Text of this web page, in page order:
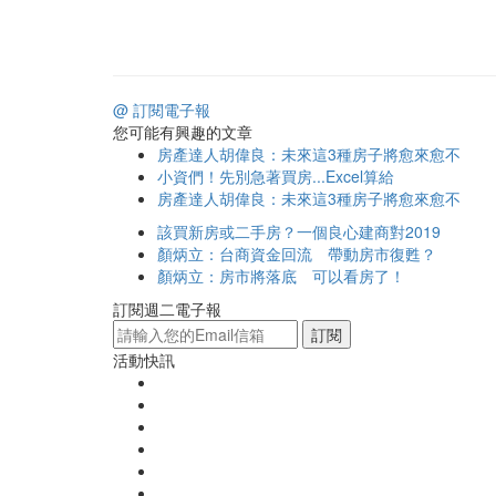
@ 訂閱電子報
您可能有興趣的文章
房產達人胡偉良：未來這3種房子將愈來愈不
小資們！先別急著買房...Excel算給
房產達人胡偉良：未來這3種房子將愈來愈不
該買新房或二手房？一個良心建商對2019
顏炳立：台商資金回流 帶動房市復甦？
顏炳立：房市將落底 可以看房了！
訂閱週二電子報
訂閱
活動快訊